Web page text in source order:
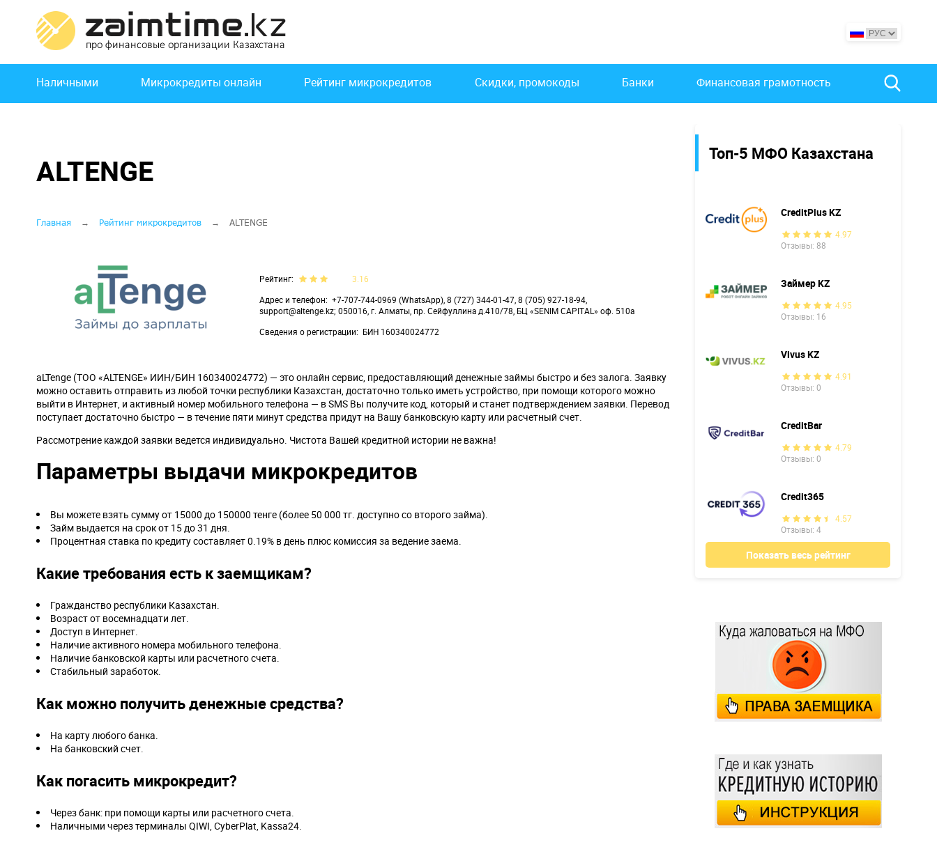
основному
содержанию
Основная
навигация
Наличными Микрокредиты онлайн Рейтинг микрокредитов Скидки, промокоды Банки Финансовая грамотность
Топ-5 МФО Казахстана
CreditPlus KZ
4.97
Отзывы: 88
Займер KZ
4.95
Отзывы: 16
Vivus KZ
4.91
Отзывы: 0
CreditBar
4.79
Отзывы: 0
Credit365
4.57
Отзывы: 4
Показать весь рейтинг
ALTENGE
Строка
навигации
Главная Рейтинг микрокредитов ALTENGE
Рейтинг
3.16
Адрес и телефон
+7-707-744-0969 (WhatsApp), 8 (727) 344-01-47, 8 (705) 927-18-94,
support@altenge.kz; 050016, г. Алматы, пр. Сейфуллина д.410/78, БЦ «SENIM CAPITAL» оф. 510а
Сведения о регистрации
БИН 160340024772
aLTenge (ТОО «ALTENGE» ИИН/БИН 160340024772) — это онлайн сервис, предоставляющий денежные займы быстро и без залога. Заявку
можно оставить отправить из любой точки республики Казахстан, достаточно только иметь устройство, при помощи которого можно
выйти в Интернет, и активный номер мобильного телефона — в SMS Вы получите код, который и станет подтверждением заявки. Перевод
поступает достаточно быстро — в течение пяти минут средства придут на Вашу банковскую карту или расчетный счет.
Рассмотрение каждой заявки ведется индивидуально. Чистота Вашей кредитной истории не важна!
Параметры выдачи микрокредитов
Вы можете взять сумму от 15000 до 150000 тенге (более 50 000 тг. доступно со второго займа).
Займ выдается на срок от 15 до 31 дня.
Процентная ставка по кредиту составляет 0.19% в день плюс комиссия за ведение заема.
Какие требования есть к заемщикам?
Гражданство республики Казахстан.
Возраст от восемнадцати лет.
Доступ в Интернет.
Наличие активного номера мобильного телефона.
Наличие банковской карты или расчетного счета.
Стабильный заработок.
Как можно получить денежные средства?
На карту любого банка.
На банковский счет.
Как погасить микрокредит?
Через банк: при помощи карты или расчетного счета.
Наличными через терминалы QIWI, CyberPlat, Kassa24.